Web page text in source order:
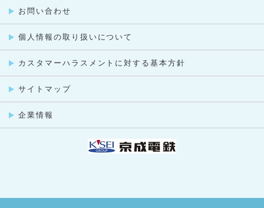
ステップゴルフプラス
2階 [ 音楽・英語教室／楽器販売 ]
ヤマハ音楽教室・英語教室 成田センター
B1 [ 保険代理店 ]
保険クリニック
1階 [ 洋服・くつ・かばんのお直し ]
ママのリフォーム
京成不動産
1階 [ 買取専門店 ]
お問い合わせ
個人情報の取り扱いについて
カスタマーハラスメントに対する基本方針
サイトマップ
企業情報